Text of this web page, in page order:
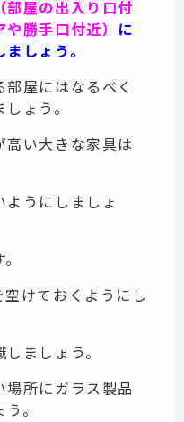
（部屋の出入り口付
勝手口付近） に
しょう。
屋にはなるべく
ょう。
い大きな家具は
うにしましょ
けておくようにし
ましょう。
所にガラス製品
。